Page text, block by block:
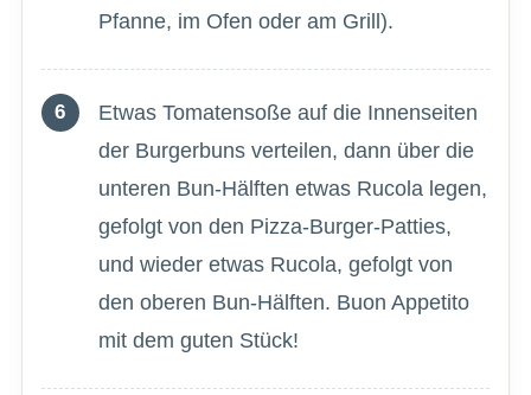
Pfanne, im Ofen oder am Grill).
Etwas Tomatensoße auf die Innenseiten
der Burgerbuns verteilen, dann über die
unteren Bun-Hälften etwas Rucola legen,
gefolgt von den Pizza-Burger-Patties,
und wieder etwas Rucola, gefolgt von
den oberen Bun-Hälften. Buon Appetito
mit dem guten Stück!